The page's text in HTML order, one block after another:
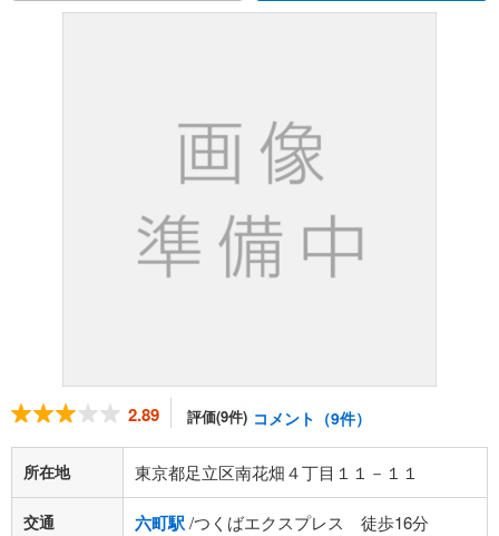
2.89 評価(9件) コメント（9件）
所在地 東京都足立区南花畑４丁目１１－１１
交通 六町駅/つくばエクスプレス 徒歩16分